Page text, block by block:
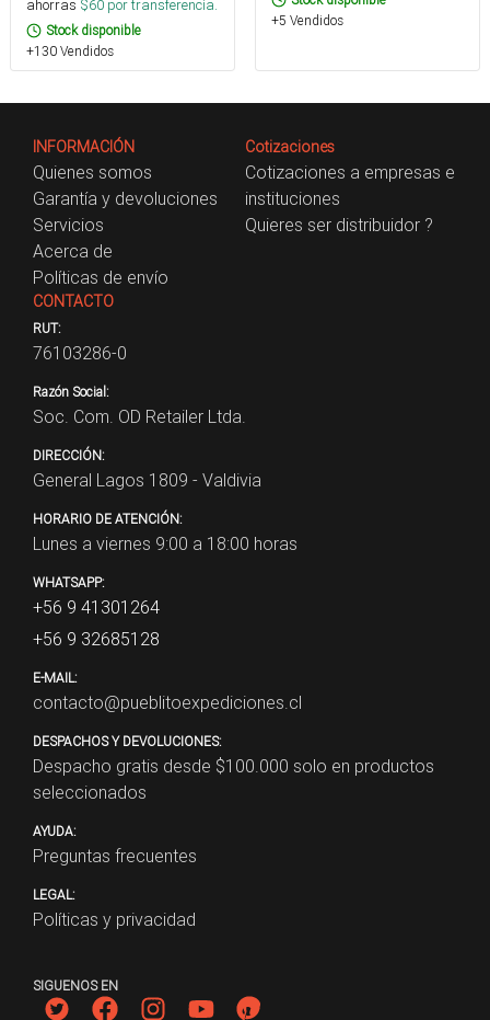
ahorras $60 por transferencia.
Stock disponible
+130 Vendidos
+5 Vendidos
INFORMACIÓN
Quienes somos
Garantía y devoluciones
Servicios
Acerca de
Políticas de envío
Cotizaciones
Cotizaciones a empresas e
instituciones
Quieres ser distribuidor ?
CONTACTO
RUT:
76103286-0
Razón Social:
Soc. Com. OD Retailer Ltda.
DIRECCIÓN:
General Lagos 1809 - Valdivia
HORARIO DE ATENCIÓN:
Lunes a viernes 9:00 a 18:00 horas
WHATSAPP:
+56 9 41301264
+56 9 32685128
E-MAIL:
contacto@pueblitoexpediciones.cl
DESPACHOS Y DEVOLUCIONES:
Despacho gratis desde $100.000 solo en productos
seleccionados
AYUDA:
Preguntas frecuentes
LEGAL:
Políticas y privacidad
SIGUENOS EN